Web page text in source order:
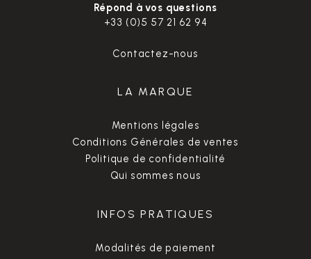
Répond à vos questions
+33 (0)5 57 21 62 94
Contactez-nous
LA MARQUE
Mentions légales
Conditions Générales de ventes
Politique de confidentialité
Qui sommes nous
INFOS PRATIQUES
Modalités de paiement